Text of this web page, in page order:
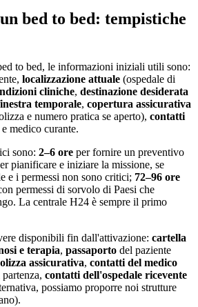
bed to bed: tempistiche
to bed, le informazioni iniziali utili sono:
localizzazione attuale (ospedale di
cliniche, destinazione desiderata
temporale, copertura assicurativa
e numero pratica se aperto), contatti
medico curante.
sono: 2–6 ore per fornire un preventivo
pianificare e iniziare la missione, se
e i permessi non sono critici; 72–96 ore
permessi di sorvolo di Paesi che
La centrale H24 è sempre il primo
disponibili fin dall'attivazione: cartella
e terapia, passaporto del paziente
assicurativa, contatti del medico
contatti dell'ospedale ricevente
possiamo proporre noi strutture